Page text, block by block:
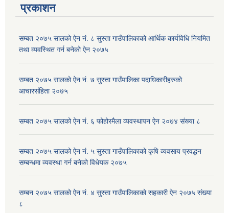
प्रकाशन
सम्बत २०७५ सालको ऐन नं. ८ सुस्ता गाउँपालिकाको आर्थिक कार्यविधि नियमित
तथा व्यवस्थित गर्न बनेको ऐन २०७५
सम्बत २०७५ सालको ऐन नं. ७ सुस्ता गाउँपालिका पदाधिकारीहरुको
आचारसंहिता २०७५
सम्बत २०७५ सालको ऐन नं. ६ फोहोरमैला व्यवस्थापन ऐन २०७४ संख्या ८
सम्बत २०७५ सालको ऐन नं. ५ सुस्ता गाउँपालिकाको कृषि व्यवसाय प्रवद्धन
सम्बन्धमा व्यवस्था गर्न बनेको विधेयक २०७५
सम्बन २०७५ सालको ऐन नं. ४ सुस्ता गाउँपालिकाको सहकारी ऐन २०७५ संख्या
८